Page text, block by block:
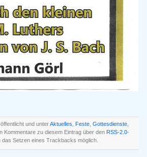
und unterAktuelles Feste Gottesdienste
Kommentare zu diesem Eintrag über den RSS-2.0-
Setzen eines Trackbacks möglich.